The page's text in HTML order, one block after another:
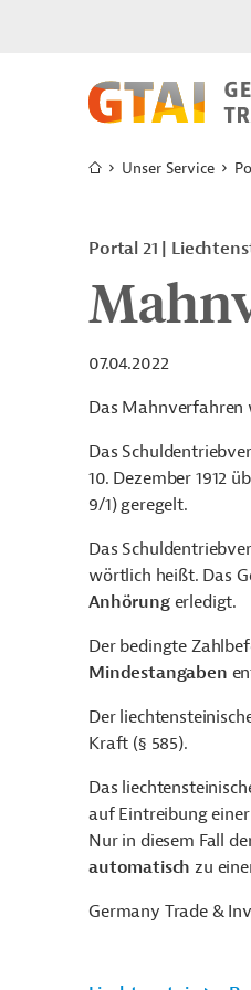
Unser Service
Portal 21
07.04.2022
Das Mahnverfahren
Das
10. Dezember 1912
9/1) geregelt.
Das
wörtlich heißt. Das
Anhörungerledigt.
Der bedingte
Mindestangaben
Der
Kraft (§ 585).
Das
auf Eintreibung
Nur in diesem Fall
automatisch zu
Germany Trade &